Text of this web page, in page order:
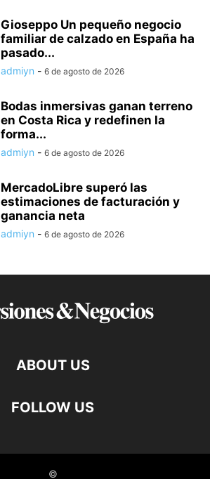
Gioseppo Un pequeño negocio
familiar de calzado en España ha
pasado...
admiyn - 6 de agosto de 2026
Bodas inmersivas ganan terreno
en Costa Rica y redefinen la
forma...
admiyn - 6 de agosto de 2026
MercadoLibre superó las
estimaciones de facturación y
ganancia neta
admiyn - 6 de agosto de 2026
ABOUT US
FOLLOW US
©